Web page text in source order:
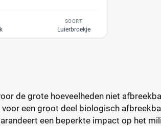
SOORT
Luierbroekje
de grote hoeveelheden niet
een groot deel biologisch
een beperkte impact op het